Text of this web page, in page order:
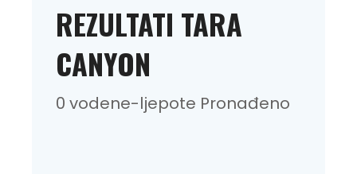
REZULTATI TARA
CANYON
0 vodene-ljepote Pronađeno